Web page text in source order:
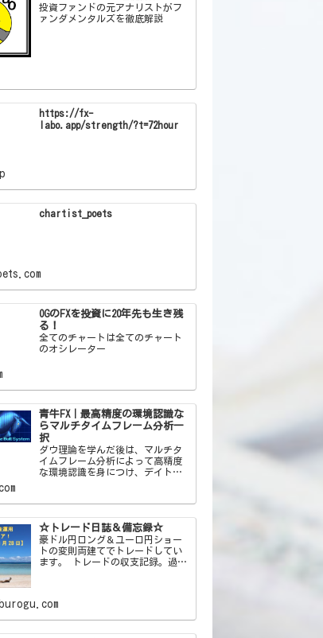
投資ファンドの元アナリストがフ
ァンダメンタルズを徹底解説
https://fx-
labo.app/strength/?t=72hour
chartist_poets
OGのFXを投資に20年先も生き残
る！
全てのチャートは全てのチャート
のオシレーター
青牛FX｜最高精度の環境認識な
らマルチタイムフレーム分析一
択
ダウ理論を学んだ後は、マルチタ
イムフレーム分析によって高精度
な環境認識を身につけ、デイトレ
☆トレード日誌＆備忘録☆
豪ドル円ロング＆ユーロ円ショー
トの変則両建てでトレードしてい
ます。 トレードの収支記録。過去